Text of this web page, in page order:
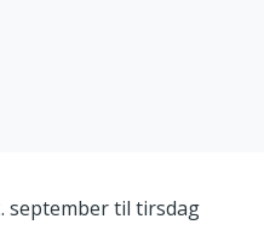
september til tirsdag